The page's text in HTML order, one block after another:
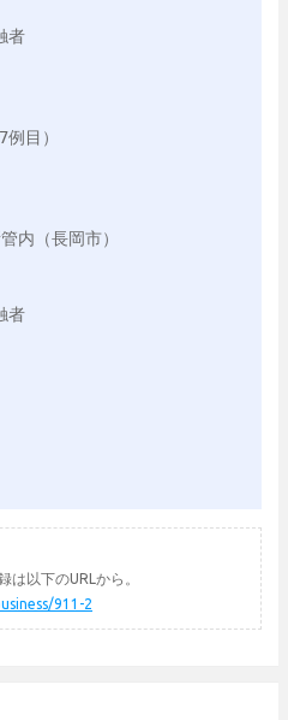
者
目）
内（長岡市）
者
は以下のURLから。
911-2